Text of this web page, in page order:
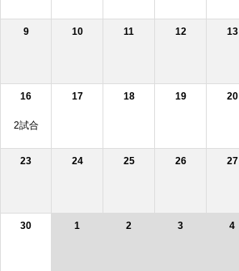
9 10 11 12 13
16
2試合
17 18 19 20
23 24 25 26 27
30 1 2 3 4